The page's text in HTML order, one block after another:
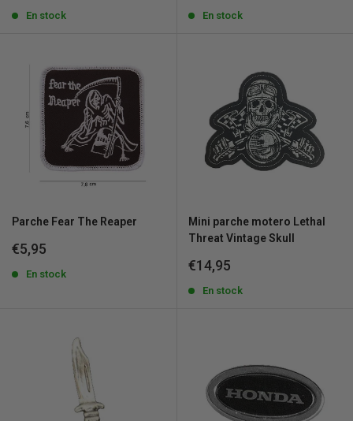
venta
En stock
venta
En stock
Parche Fear The Reaper
Precio
venta
€5,95
En stock
Mini parche motero Lethal
Threat Vintage Skull
Precio
venta
€14,95
En stock